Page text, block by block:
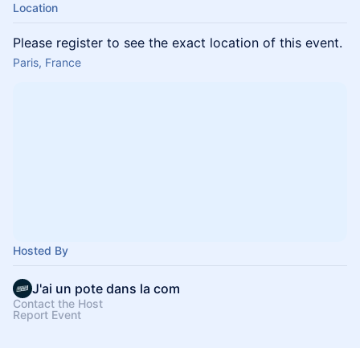
Location
Please register to see the exact location of this event.
Paris, France
Hosted By
J'ai un pote dans la com
Contact the Host
Report Event